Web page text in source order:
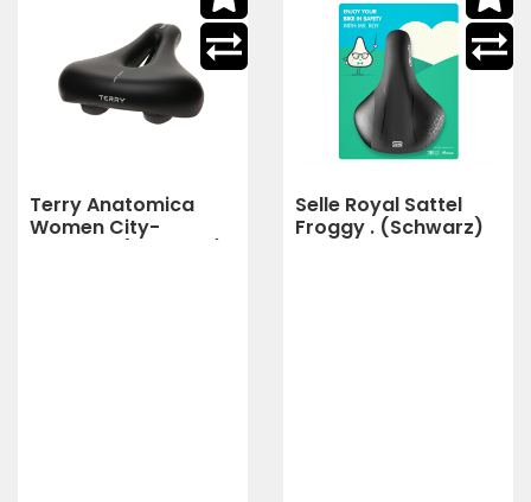
Terry Anatomica
Women City-
Selle Royal Sattel
Froggy . (Schwarz)